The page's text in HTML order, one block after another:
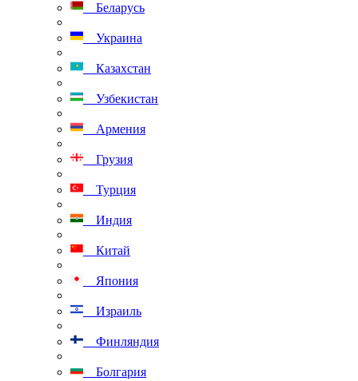
Беларусь
Украина
Казахстан
Узбекистан
Армения
Грузия
Турция
Индия
Китай
Япония
Израиль
Финляндия
Болгария